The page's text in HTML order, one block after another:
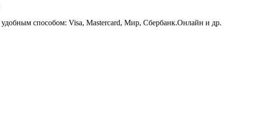
удобным способом: Visa, Mastercard, Мир, Сбербанк.Онлайн и др.